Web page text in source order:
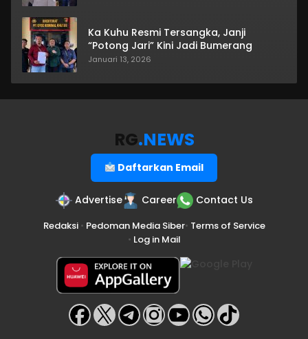
Ka Kuhu Resmi Tersangka, Janji
“Potong Jari” Kini Jadi Bumerang
Januari 13, 2026
RG.NEWS
Daftarkan Email
Advertise Career Contact Us
Redaksi• Pedoman Media Siber• Terms of Service
• Log in Mail